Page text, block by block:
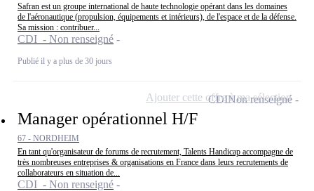
Safran est un groupe international de haute technologie opérant dans les domaines
de l'aéronautique (propulsion, équipements et intérieurs), de l'espace et de la défense.
Sa mission : contribuer...
CDI - Non renseigné
Publié il y a plus de 30 jours
Manager opérationnel H/F
67 - NORDHEIM
En tant qu'organisateur de forums de recrutement, Talents Handicap accompagne de
très nombreuses entreprises & organisations en France dans leurs recrutements de
collaborateurs en situation de...
CDI - Non renseigné
CDINon renseigné
Ajouter cette offre à ma sélection